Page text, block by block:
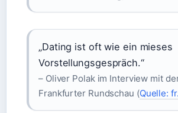
„Dating ist oft wie ein mieses
Vorstellungsgespräch.“
– Oliver Polak im Interview mit
Frankfurter Rundschau (Quelle: